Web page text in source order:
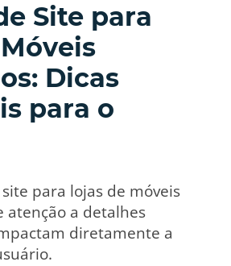
Site para
Dicas
para o
para lojas de móveis
atenção a detalhes
diretamente a